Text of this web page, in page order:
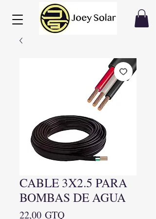
CABLE 3X2.5 PARA
BOMBAS DE AGUA
22,00 GTQPrecio